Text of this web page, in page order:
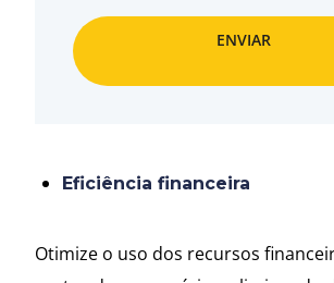
ENVIAR
Eficiência financeira
Otimize o uso dos recursos